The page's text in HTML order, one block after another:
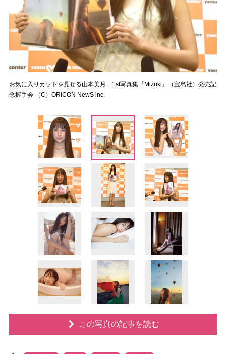
お気に入りカットを見せる山本美月＝1st写真集『Mizuki』（宝島社）発売記
念握手会 （C）ORICON NewS inc.
この写真の記事を読む